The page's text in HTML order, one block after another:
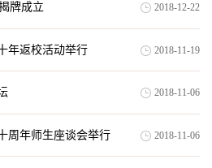
牌成立 2018-12-22
年返校活动举行 2018-11-19
2018-11-06
周年师生座谈会举行 2018-11-06